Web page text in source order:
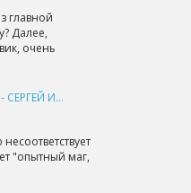
главной
Далее,
очень
ПУТЬ АКИРО - СЕРГЕЙ ИЗМАЙЛОВ
"опытный маг,